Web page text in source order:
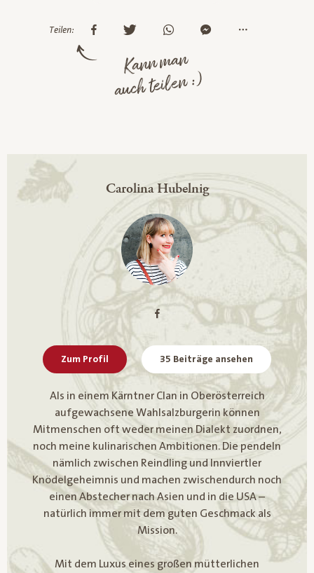
Teilen:
Kann man
auch teilen :)
Carolina Hubelnig
Zum Profil 35 Beiträge ansehen
Als in einem Kärntner Clan in Oberösterreich
aufgewachsene Wahlsalzburgerin können
Mitmenschen oft weder meinen Dialekt zuordnen,
noch meine kulinarischen Ambitionen. Die pendeln
nämlich zwischen Reindling und Innviertler
Knödelgeheimnis und machen zwischendurch noch
einen Abstecher nach Asien und in die USA –
natürlich immer mit dem guten Geschmack als
Mission.
Mit dem Luxus eines großen mütterlichen